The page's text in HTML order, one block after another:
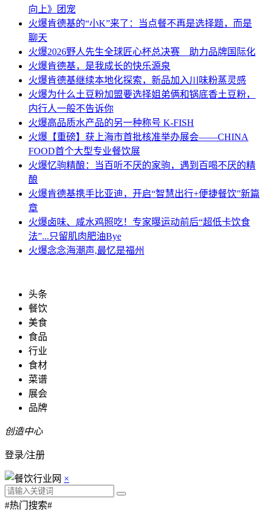
向上》团宠
火爆肯德基的“小K”来了：当点餐不再是选择题，而是
聊天
火爆2026野人先生全球匠心杯总决赛 助力品牌国际化
火爆肯德基，是我成长的快乐源泉
火爆肯德基继续本地化探索，新品加入川味粉蒸灵感
火爆为什么土豆粉加盟要选择姐弟俩和锅底香土豆粉，
内行人一般不告诉你
火爆高品质水产品的另一种称号 K-FISH
火爆 【重磅】获上海市首批核准举办展会——CHINA
FOOD首个大型专业餐饮展
火爆忆驹精酿：当百听不厌的家驹，遇到百喝不厌的精
酿
火爆肯德基携手比亚迪，开启“智慧出行+便捷餐饮”新篇
章
火爆卤味、咸水鸡照吃！专家曝运动前后“超低卡饮食
法”...只留肌肉肥油Bye
火爆念念海潮声,最忆是福州
头条
餐饮
美食
食品
行业
食材
菜谱
展会
品牌
创造中心
登录/注册
×
#热门搜索#